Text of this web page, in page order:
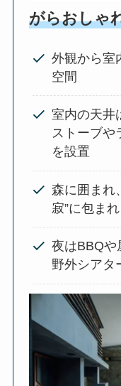
がらおしゃ
外観から室
空間
室内の天井
ストーブや
を設置
森に囲まれ
寂”に包ま
夜はBBQや
野外シアタ